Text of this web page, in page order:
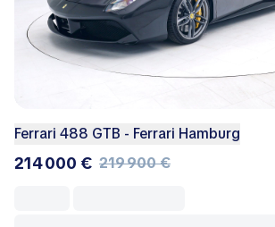
Ferrari 488 GTB - Ferrari Hamburg
214 000 € 219 900 €